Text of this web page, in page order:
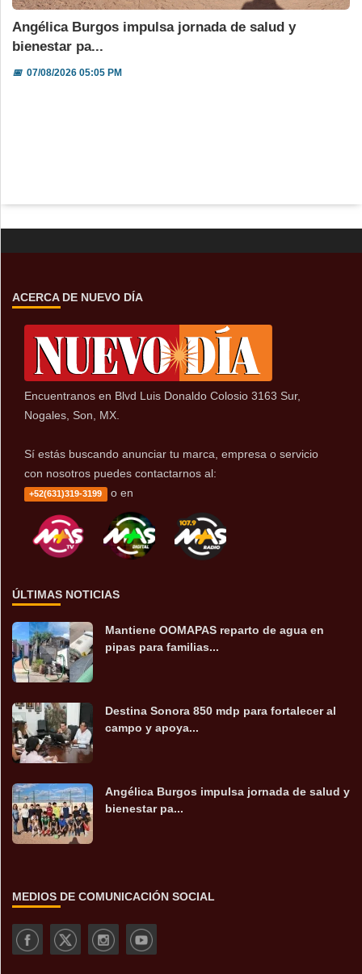
Angélica Burgos impulsa jornada de salud y
bienestar pa...
📅07/08/2026 05:05 PM
ACERCA DE NUEVO DÍA
Encuentranos en Blvd Luis Donaldo Colosio 3163 Sur,
Nogales, Son, MX.
Sí estás buscando anunciar tu marca, empresa o servicio
con nosotros puedes contactarnos al:
+52(631)319-3199 o en
ÚLTIMAS NOTICIAS
Mantiene OOMAPAS reparto de agua en
pipas para familias...
Destina Sonora 850 mdp para fortalecer al
campo y apoya...
Angélica Burgos impulsa jornada de salud y
bienestar pa...
MEDIOS DE COMUNICACIÓN SOCIAL